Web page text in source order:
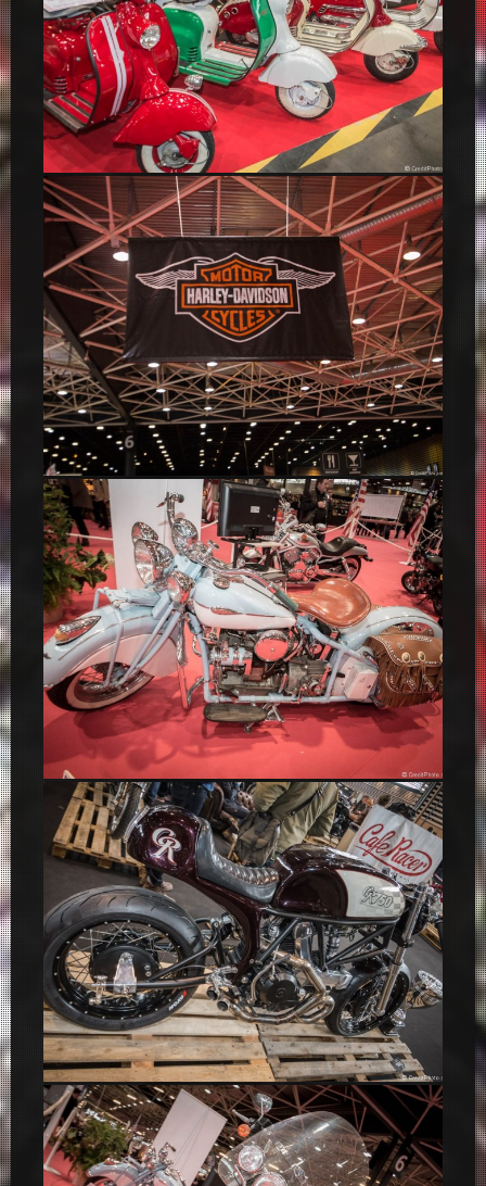
Indian Motorcycle Four 441
Espace Moto Harley-Davidson
Ducati GR 750 Café Racer – Salon 2 Roues 2015
Lambretta, scooters